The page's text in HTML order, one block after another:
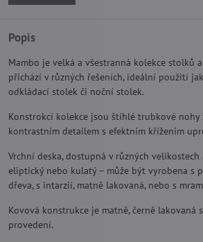
Popis
Mambo je velká a všestranná kolekce stolků
přichází v různých řešeních, ideální použití
odkládací stolek či noční stolek.
Konstrokcí kolekce jsou štíhlé trubkové nohy
kontrastním detailem s efektním křížením
Vrchní deska, dostupná v různých velikostech
eliptický nebo kulatý – může být vyrobena s
dřeva, s intarzií, matně lakovaná, nebo s
Kovová konstrukce je matně, černě lakovaná
provedení.